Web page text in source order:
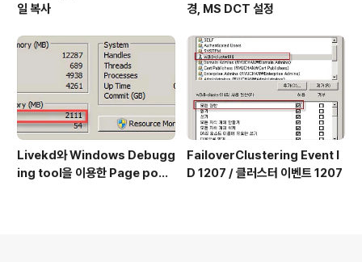
일 복사
경, MS DCT 설정
Livekd와 Windows Debugg
ing tool을 이용한 Page pool
FailoverClustering Event I
D 1207 / 클러스터 이벤트 1207